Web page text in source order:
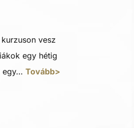
vesz
egy hétig
egy… Tovább>